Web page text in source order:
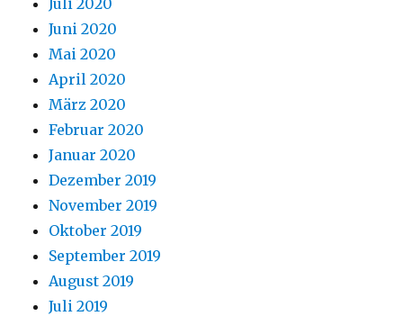
Juli 2020
Juni 2020
Mai 2020
April 2020
März 2020
Februar 2020
Januar 2020
Dezember 2019
November 2019
Oktober 2019
September 2019
August 2019
Juli 2019